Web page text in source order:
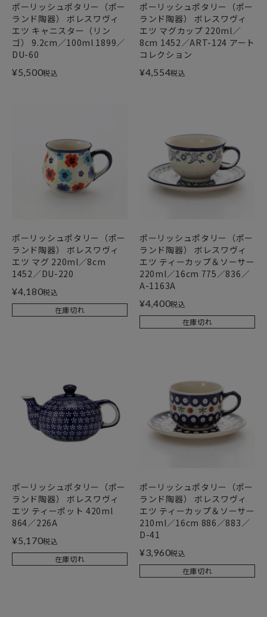
ポーリッシュポタリー（ポー
ランド陶器） ボレスワヴィ
エツ キャニスター（リン
ゴ） 9.2cm／100ml 1899／
DU-60
¥5,500税込
ポーリッシュポタリー（ポー
ランド陶器） ボレスワヴィ
エツ マグカップ 220ml／
8cm 1452／ART-124 アート
コレクション
¥4,554税込
ポーリッシュポタリー（ポー
ランド陶器） ボレスワヴィ
エツ マグ 220ml／8cm
1452／DU-220
¥4,180税込
在庫切れ
ポーリッシュポタリー（ポー
ランド陶器） ボレスワヴィ
エツ ティーカップ＆ソーサー
220ml／16cm 775／836／
A-1163A
¥4,400税込
在庫切れ
ポーリッシュポタリー（ポー
ランド陶器） ボレスワヴィ
エツ ティーポット 420ml
864／226A
¥5,170税込
在庫切れ
ポーリッシュポタリー（ポー
ランド陶器） ボレスワヴィ
エツ ティーカップ＆ソーサー
210ml／16cm 886／883／
D-41
¥3,960税込
在庫切れ